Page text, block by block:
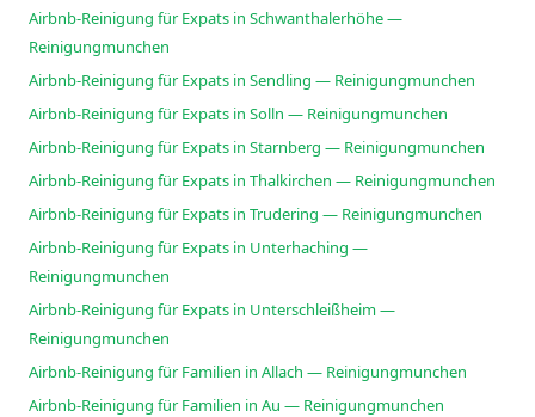
Airbnb-Reinigung für Expats in Schwanthalerhöhe —
Reinigungmunchen
Airbnb-Reinigung für Expats in Sendling — Reinigungmunchen
Airbnb-Reinigung für Expats in Solln — Reinigungmunchen
Airbnb-Reinigung für Expats in Starnberg — Reinigungmunchen
Airbnb-Reinigung für Expats in Thalkirchen — Reinigungmunchen
Airbnb-Reinigung für Expats in Trudering — Reinigungmunchen
Airbnb-Reinigung für Expats in Unterhaching —
Reinigungmunchen
Airbnb-Reinigung für Expats in Unterschleißheim —
Reinigungmunchen
Airbnb-Reinigung für Familien in Allach — Reinigungmunchen
Airbnb-Reinigung für Familien in Au — Reinigungmunchen